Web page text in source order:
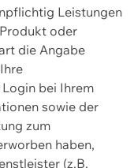
Leistungen
oder
die Angabe
bei Ihrem
sowie der
zum
haben,
(z.B.